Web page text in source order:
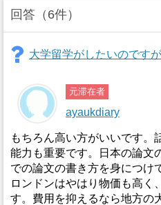
回答 6件
元滞在者
ayaukdiary
もちろん高い方がいいです。
能力も重要です。日本の論文
での論文の書き方を身につけ
ロンドンはやはり物価も高く
す。費用を抑えるなら地方の